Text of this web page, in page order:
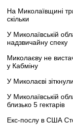
На Миколаївщині
скільки
У Миколаївській
надзвичайну спеку
Миколаєву не
у Кабміну
У Миколаєві
У Миколаївській
близько 5 гектарів
Екс-послу в США